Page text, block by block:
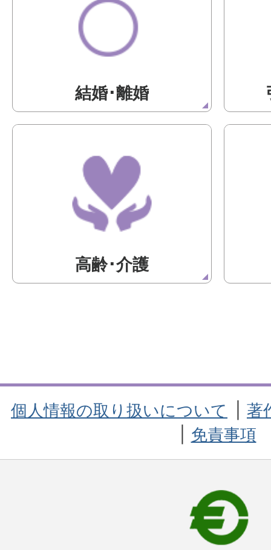
結婚･離婚
高齢･介護
個人情報の取り扱いについて
著
免責事項